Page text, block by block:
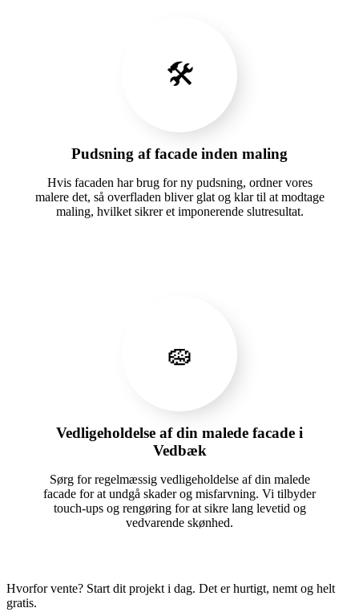
🛠️
Pudsning af facade inden maling
Hvis facaden har brug for ny pudsning, ordner vores
malere det, så overfladen bliver glat og klar til at modtage
maling, hvilket sikrer et imponerende slutresultat.
🧽
Vedligeholdelse af din malede facade i
Vedbæk
Sørg for regelmæssig vedligeholdelse af din malede
facade for at undgå skader og misfarvning. Vi tilbyder
touch-ups og rengøring for at sikre lang levetid og
vedvarende skønhed.
Hvorfor vente? Start dit projekt i dag. Det er hurtigt, nemt og helt
gratis.